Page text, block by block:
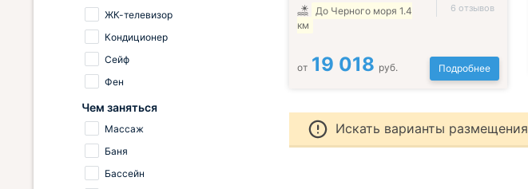
До Черного моря 1.4
км
6 отзывов
от 19 018 руб. Подробнее
Искать варианты
ЖК-телевизор
Кондиционер
Сейф
Фен
Чем заняться
Массаж
Баня
Бассейн